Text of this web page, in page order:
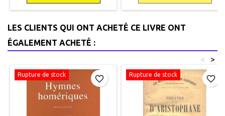
9782251453415
légèrement
jaunis.9782221049532
LES CLIENTS QUI ONT ACHETÉ CE LIVRE ONT
ÉGALEMENT ACHETÉ :
>
<
Rupture de stock favorite_border Rupture de stock favorite_border